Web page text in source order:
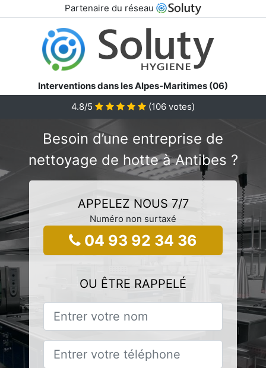
Partenaire du réseau
Interventions dans les Alpes-Maritimes (06)
4.8/5
(106 votes)
Besoin d’une entreprise de
nettoyage de hotte à Antibes ?
APPELEZ NOUS 7/7
Numéro non surtaxé
04 93 92 34 36
OU ÊTRE RAPPELÉ